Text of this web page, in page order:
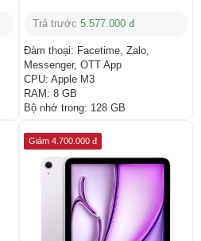
Trả trước 5.577.000 đ
Đàm thoại: Facetime, Zalo,
Messenger, OTT App
CPU: Apple M3
RAM: 8 GB
Bộ nhớ trong: 128 GB
Giảm 4.700.000 đ